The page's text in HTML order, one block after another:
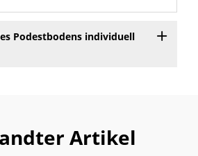
Podestbodens individuell
Artikel